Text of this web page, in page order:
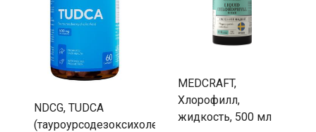
NDCG, TUDCA
(тауроурсодезоксихолевая
MEDCRAFT,
Хлорофилл,
жидкость, 500 мл